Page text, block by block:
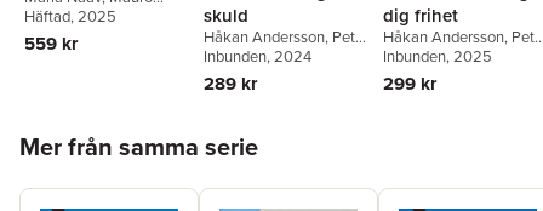
Zamboni,Håkan
Andersson
Bakardjieva Engelbrekt
Håkan Hydén
Kleineman,Jannice Käll,
Mårten Schultz,Torben
Häftad, 2025
559 kr
skuld
Håkan Andersson, Peter
Jacobson
Inbunden, 2024
289 kr
dig frihet
Håkan Andersson,
Jacobson
Inbunden, 2025
299 kr
Mer från samma serie